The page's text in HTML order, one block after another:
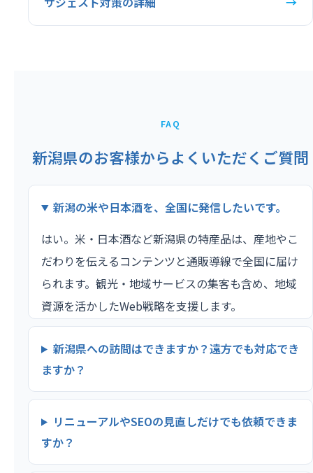
FAQ
新潟県のお客様からよくいただくご質問
新潟の米や日本酒を、全国に発信したいです。
はい。米・日本酒など新潟県の特産品は、産地やこ
だわりを伝えるコンテンツと通販導線で全国に届け
られます。観光・地域サービスの集客も含め、地域
資源を活かしたWeb戦略を支援します。
新潟県への訪問はできますか？遠方でも対応でき
ますか？
リニューアルやSEOの見直しだけでも依頼できま
すか？